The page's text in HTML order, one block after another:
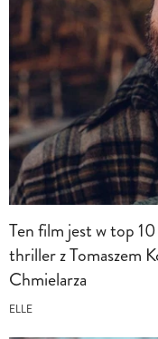
Ten film jest w top
thriller z Tomaszem
Chmielarza
ELLE